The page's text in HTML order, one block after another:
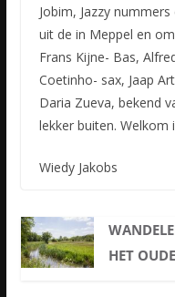
Jobim, Jazzy
uit de in Meppel en
Frans Kijne- Bas,
Coetinho- sax, Jaap
Daria Zueva, bekend
lekker buiten. Welkom
Wiedy Jakobs
HET